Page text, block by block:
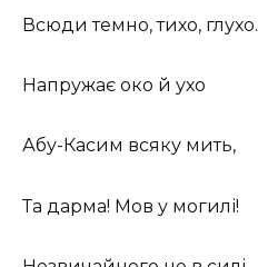
Всюди темно, тихо, глухо.
Напружає око й ухо
Абу-Касим всяку мить,
Та дарма! Мов у могилі!